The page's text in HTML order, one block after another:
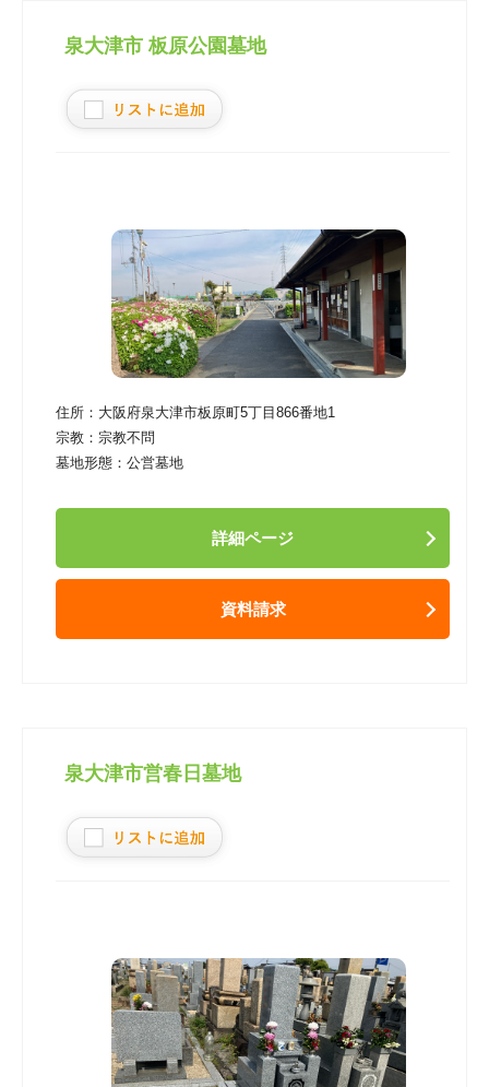
泉大津市 板原公園墓地
住所： 大阪府泉大津市板原町5丁目866番地1
宗教： 宗教不問
墓地形態： 公営墓地
詳細ページ
資料請求
泉大津市営春日墓地